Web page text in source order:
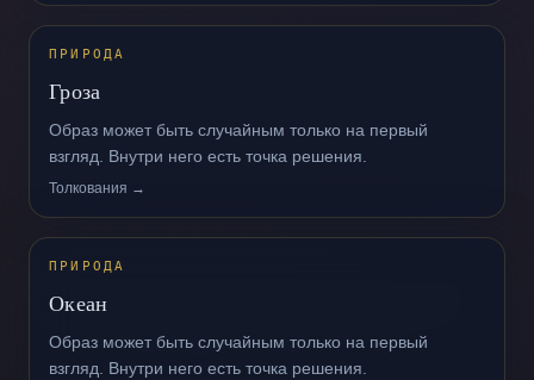
ПРИРОДА
Гроза
Образ может быть случайным только на первый
взгляд. Внутри него есть точка решения.
Толкования →
ПРИРОДА
Океан
Образ может быть случайным только на первый
взгляд. Внутри него есть точка решения.